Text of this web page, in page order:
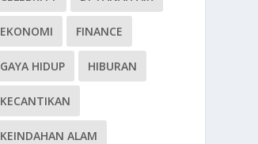
EKONOMI FINANCE
GAYA HIDUP HIBURAN
KECANTIKAN
KEINDAHAN ALAM